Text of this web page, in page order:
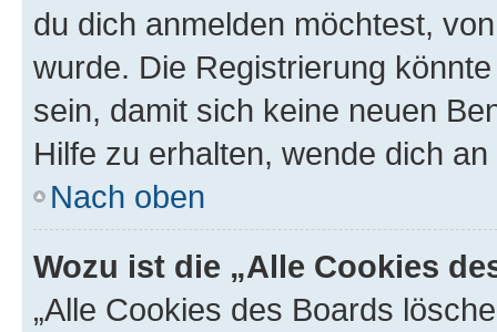
du dich anmelden möchtest,
wurde. Die Registrierung
sein, damit sich keine neuen
Hilfe zu erhalten, wende dich
Nach oben
Wozu ist die „Alle Cookies
„Alle Cookies des Boards